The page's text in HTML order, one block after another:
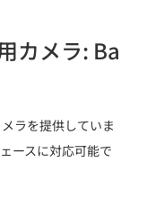
カメラ: Ba
ラを提供していま
ースに対応可能で